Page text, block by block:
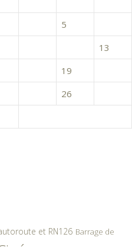
5
13
19
26
et RN126 Barrage de